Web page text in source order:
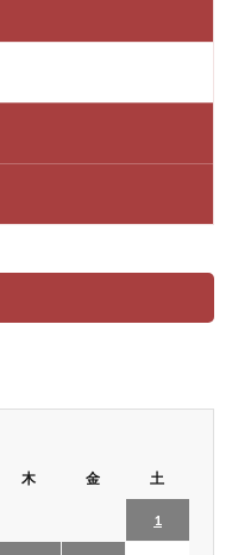
木 金 土
1